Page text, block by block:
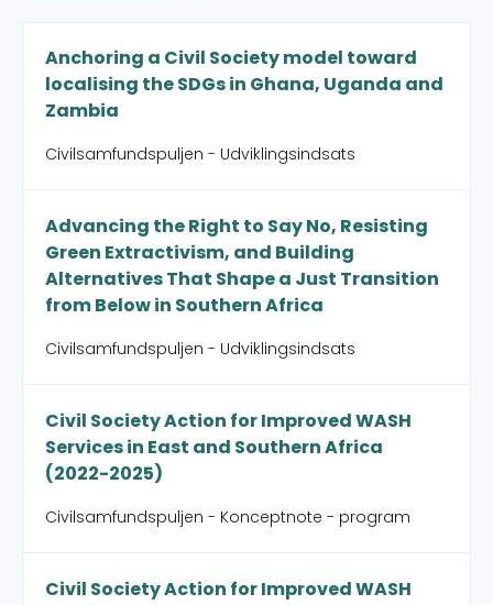
Anchoring a Civil Society model toward
localising the SDGs in Ghana, Uganda and
Zambia
Civilsamfundspuljen - Udviklingsindsats
Advancing the Right to Say No, Resisting
Green Extractivism, and Building
Alternatives That Shape a Just Transition
from Below in Southern Africa
Civilsamfundspuljen - Udviklingsindsats
Civil Society Action for Improved WASH
Services in East and Southern Africa
(2022-2025)
Civilsamfundspuljen - Konceptnote - program
Civil Society Action for Improved WASH